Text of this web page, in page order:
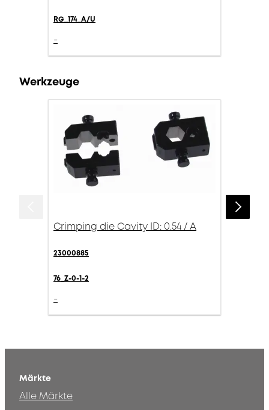
RG_174_A/U
-
Werkzeuge
Crimping die Cavity ID: 0.54 / A
23000885
76_Z-0-1-2
-
Märkte
Alle Märkte